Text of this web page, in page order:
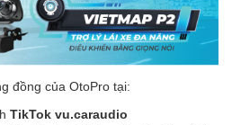
đồng của OtoPro tại:
TikTok vu.caraudio